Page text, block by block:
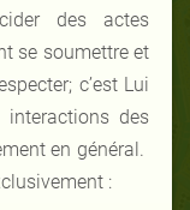
des actes
se soumettre et
c’est Lui
des
en général.
: